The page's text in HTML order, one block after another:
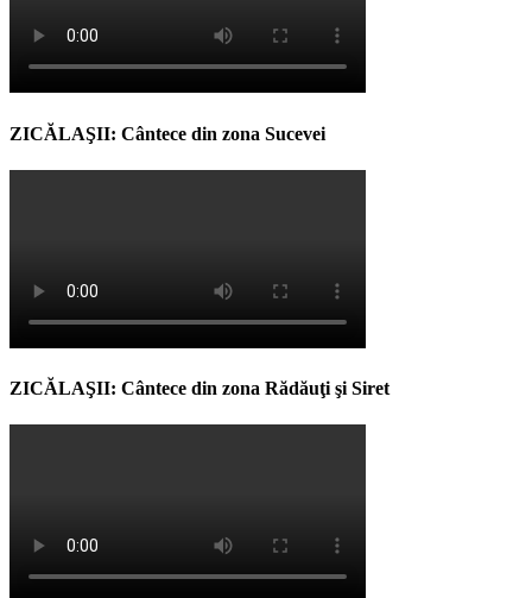
ZICĂLAŞII: Cântece din zona Sucevei
ZICĂLAŞII: Cântece din zona Rădăuţi şi Siret